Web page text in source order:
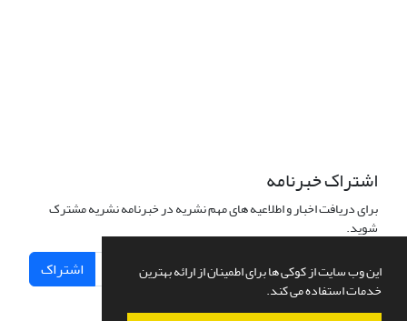
این وب سایت از کوکی ها برای اطمینان از ارائه بهترین
خدمات استفاده می کند.
اشتراک خبرنامه
برای دریافت اخبار و اطلاعیه های مهم نشریه در خبرنامه نشریه مشترک
شوید.
اشتراک